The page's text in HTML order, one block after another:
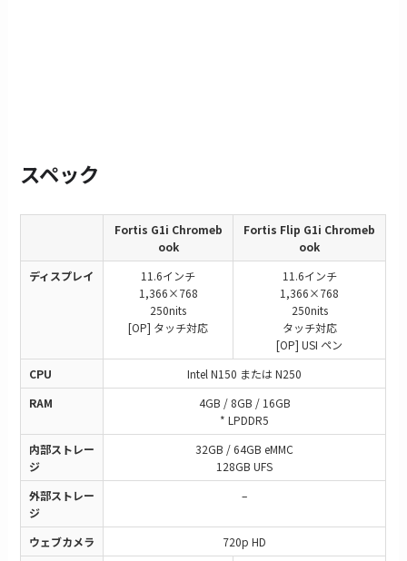
スペック
Fortis G1i Chromeb
ook
Fortis Flip G1i Chromeb
ook
ディスプレイ
11.6インチ
1,366×768
250nits
[OP] タッチ対応
11.6インチ
1,366×768
250nits
タッチ対応
[OP] USI ペン
CPU
Intel N150 または N250
RAM
4GB / 8GB / 16GB
* LPDDR5
内部ストレー
ジ
32GB / 64GB eMMC
128GB UFS
外部ストレー
ジ
–
ウェブカメラ
720p HD